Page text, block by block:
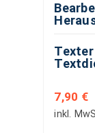
7,90 €
inkl.